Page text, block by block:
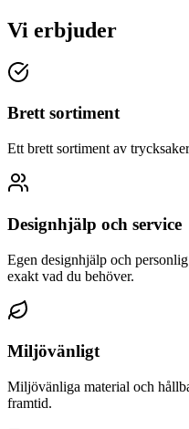
Vi erbjuder
Brett sortiment
Ett brett sortiment av
Designhjälp och service
Egen designhjälp och
exakt vad du behöver.
Miljövänligt
Miljövänliga material och
framtid.